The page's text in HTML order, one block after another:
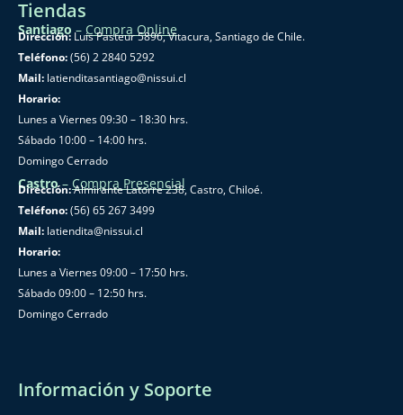
Tiendas
Santiago – Compra Online
Dirección: Luis Pasteur 5896, Vitacura, Santiago de Chile.
Teléfono:(56) 2 2840 5292
Mail: latienditasantiago@nissui.cl
Horario:
Lunes a Viernes 09:30 – 18:30 hrs.
Sábado 10:00 – 14:00 hrs.
Domingo Cerrado
Castro– Compra Presencial
Dirección:Almirante Latorre 238, Castro, Chiloé.
Teléfono:(56) 65 267 3499
Mail: latiendita@nissui.cl
Horario:
Lunes a Viernes 09:00 – 17:50 hrs.
Sábado 09:00 – 12:50 hrs.
Domingo Cerrado
Información y Soporte